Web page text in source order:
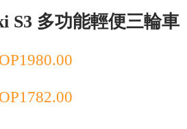
S3 多功能輕便三輪車
1980.00
1782.00